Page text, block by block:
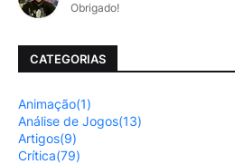
Obrigado!
CATEGORIAS
Animação(1)
Análise de Jogos(13)
Artigos(9)
Crítica(79)